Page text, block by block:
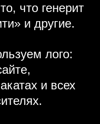
что генерит
и другие.
лого:
и всех